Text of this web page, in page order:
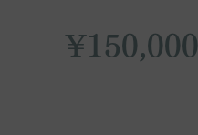
¥150,000